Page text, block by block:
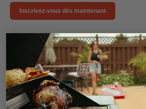
Inscrivez-vous dès maintenant
Foire aux questions sur
rechange